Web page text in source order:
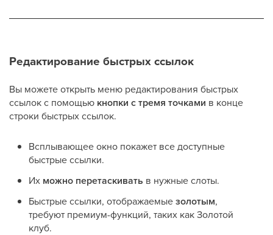
Редактирование быстрых ссылок
Вы можете открыть меню редактирования быстрых
ссылок с помощью кнопки с тремя точками в конце
строки быстрых ссылок.
Всплывающее окно покажет все доступные
быстрые ссылки.
Их можно перетаскивать в нужные слоты.
Быстрые ссылки, отображаемыезолотым,
требуют премиум-функций, таких как Золотой
клуб.